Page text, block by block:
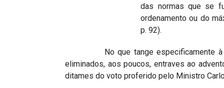
das normas que se
ordenamento ou do
p. 92).
No que tange especificamente à
eliminados, aos poucos, entraves ao
ditames do voto proferido pelo Ministro